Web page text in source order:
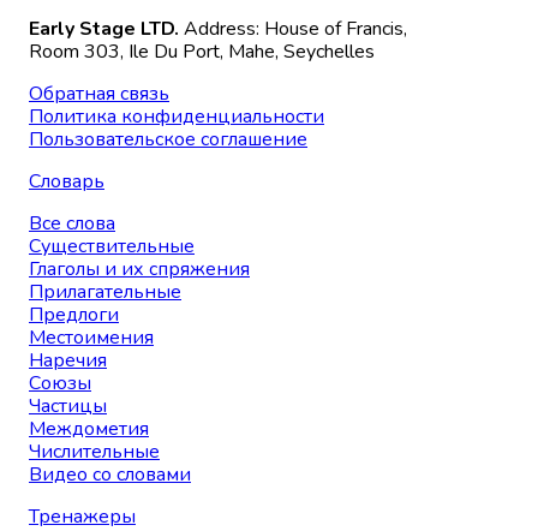
Early Stage LTD. Address: House of Francis,
Room 303, Ile Du Port, Mahe, Seychelles
Обратная связь
Политика конфиденциальности
Пользовательское соглашение
Словарь
Все слова
Существительные
Глаголы и их спряжения
Прилагательные
Предлоги
Местоимения
Наречия
Союзы
Частицы
Междометия
Числительные
Видео со словами
Тренажеры